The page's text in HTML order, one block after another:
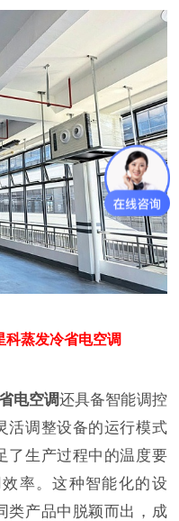
科蒸发冷省电空调
电空调还具备智能调控
活调整设备的运行模式
了生产过程中的温度要
率。这种智能化的设
类产品中脱颖而出，成